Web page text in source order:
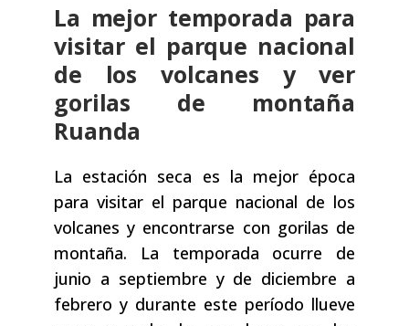
La mejor temporada para
visitar el parque nacional
de los volcanes y ver
gorilas de montaña
Ruanda
La estación seca es la mejor época
para visitar el parque nacional de los
volcanes y encontrarse con gorilas de
montaña. La temporada ocurre de
junio a septiembre y de diciembre a
febrero y durante este período llueve